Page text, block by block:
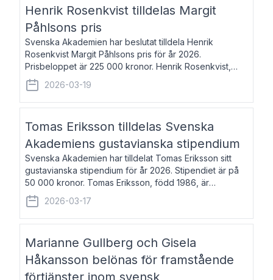
Henrik Rosenkvist tilldelas Margit
Påhlsons pris
Svenska Akademien har beslutat tilldela Henrik
Rosenkvist Margit Påhlsons pris för år 2026.
Prisbeloppet är 225 000 kronor. Henrik Rosenkvist,
född 1965, är professor i nordiska språk vid Göteborgs
universitet. Han disputerade 2004 på avhan
2026-03-19
Tomas Eriksson tilldelas Svenska
Akademiens gustavianska stipendium
Svenska Akademien har tilldelat Tomas Eriksson sitt
gustavianska stipendium för år 2026. Stipendiet är på
50 000 kronor. Tomas Eriksson, född 1986, är
projektledare inom marknadsföring och författare och
utkom i fjol med boken Syndabocken.
2026-03-17
Marianne Gullberg och Gisela
Håkansson belönas för framstående